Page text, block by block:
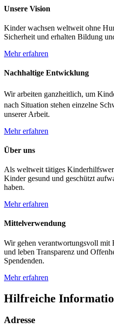
Unsere Vision
Kinder wachsen weltweit ohne
Sicherheit und erhalten Bildung
Mehr erfahren
Nachhaltige Entwicklung
Wir arbeiten ganzheitlich, um
nach Situation stehen einzelne
unserer Arbeit.
Mehr erfahren
Über uns
Als weltweit tätiges
Kinder gesund und geschützt
haben.
Mehr erfahren
Mittelverwendung
Wir gehen verantwortungsvoll mit
und leben Transparenz und
Spendenden.
Mehr erfahren
Hilfreiche
Adresse